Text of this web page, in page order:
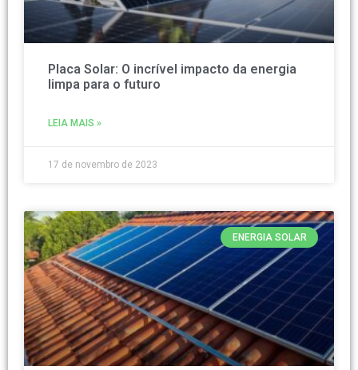
Placa Solar: O incrível impacto da energia
limpa para o futuro
LEIA MAIS »
17 de novembro de 2023
ENERGIA SOLAR